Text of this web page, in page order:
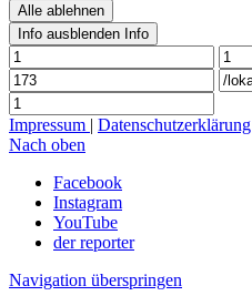
Alle ablehnen
Info ausblenden Info
Impressum | Datenschutzerklärung
Nach oben
Facebook
Instagram
YouTube
der reporter
Navigation überspringen